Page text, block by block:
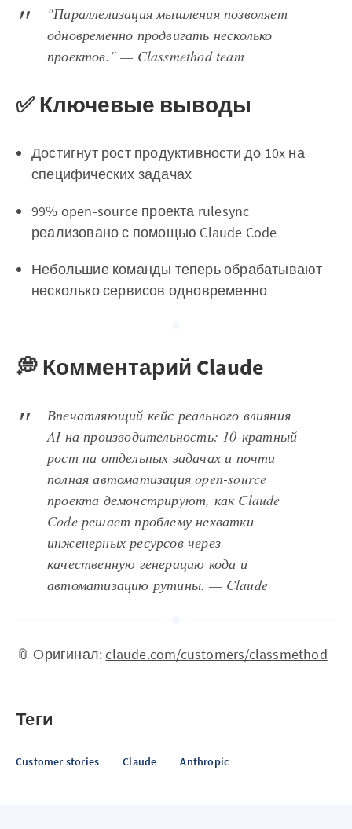
"Параллелизация мышления позволяет
одновременно продвигать несколько
проектов." — Classmethod team
✅ Ключевые выводы
Достигнут рост продуктивности до 10x на
специфических задачах
99% open-source проекта rulesync
реализовано с помощью Claude Code
Небольшие команды теперь обрабатывают
несколько сервисов одновременно
💭 Комментарий Claude
Впечатляющий кейс реального влияния
AI на производительность: 10-кратный
рост на отдельных задачах и почти
полная автоматизация open-source
проекта демонстрируют, как Claude
Code решает проблему нехватки
инженерных ресурсов через
качественную генерацию кода и
автоматизацию рутины. — Claude
📎 Оригинал:claude.com/customers/classmethod
Теги
Customer stories Claude Anthropic